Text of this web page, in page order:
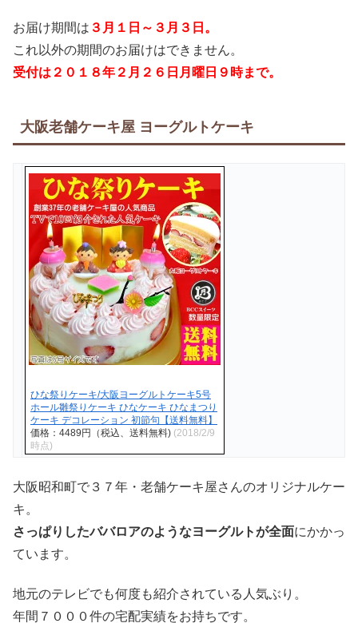
お届け期間は ３月１日～３月３日。
これ以外の期間のお届けはできません。
受付は２０１８年２月２６日月曜日９時まで。
大阪老舗ケーキ屋 ヨーグルトケーキ
ひな祭りケーキ/大阪ヨーグルトケーキ5号
ホール雛祭りケーキ ひなケーキ ひなまつり
ケーキ デコレーション 初節句【送料無料】
価格：4489円（税込、送料無料) (2018/2/9
時点)
大阪昭和町で３７年・老舗ケーキ屋さんのオリジナルケー
キ。
さっぱりしたババロアのようなヨーグルトが全面にかかっ
ています。
地元のテレビでも何度も紹介されている人気ぶり。
年間７０００件の宅配実績をお持ちです。